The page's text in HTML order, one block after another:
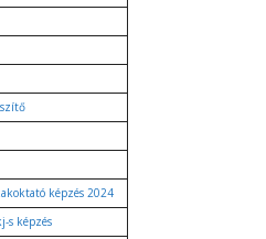
képzés 2024
s képzés